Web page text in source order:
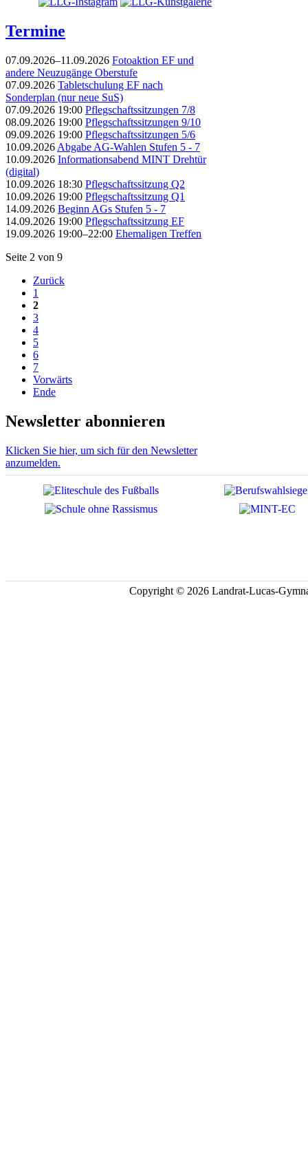
Termine
07.09.2026–11.09.2026 Fotoaktion EF und
andere Neuzugänge Oberstufe
07.09.2026 Tabletschulung EF nach
Sonderplan (nur neue SuS)
07.09.2026 19:00 Pflegschaftssitzungen 7/8
08.09.2026 19:00 Pflegschaftssitzungen 9/10
09.09.2026 19:00 Pflegschaftssitzungen 5/6
10.09.2026 Abgabe AG-Wahlen Stufen 5 - 7
10.09.2026 Informationsabend MINT Drehtür
(digital)
10.09.2026 18:30 Pflegschaftssitzung Q2
10.09.2026 19:00 Pflegschaftssitzung Q1
14.09.2026 Beginn AGs Stufen 5 - 7
14.09.2026 19:00 Pflegschaftssitzung EF
19.09.2026 19:00–22:00 Ehemaligen Treffen
Seite 2 von 9
Zurück
1
2
3
4
5
6
7
Vorwärts
Ende
Newsletter abonnieren
Klicken Sie hier, um sich für den Newsletter
anzumelden.
Copyright © 2026 Landrat-Lucas-